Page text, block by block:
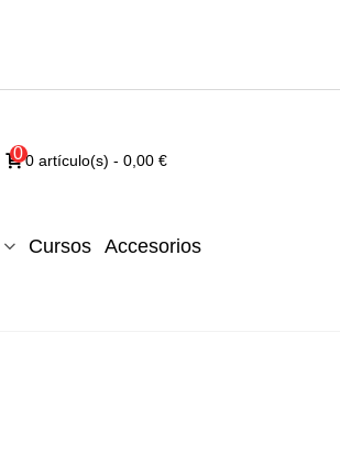
00 artículo(s) - 0,00 €
Cursos Accesorios